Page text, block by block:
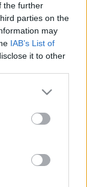
the further
parties on the
may
IAB’s List of
it to other
more Google
may click to
party tags to
below Google
τους
σχετικά με τα
και τις
σας από
τις
συγγραφείς
υποβληθούν σε